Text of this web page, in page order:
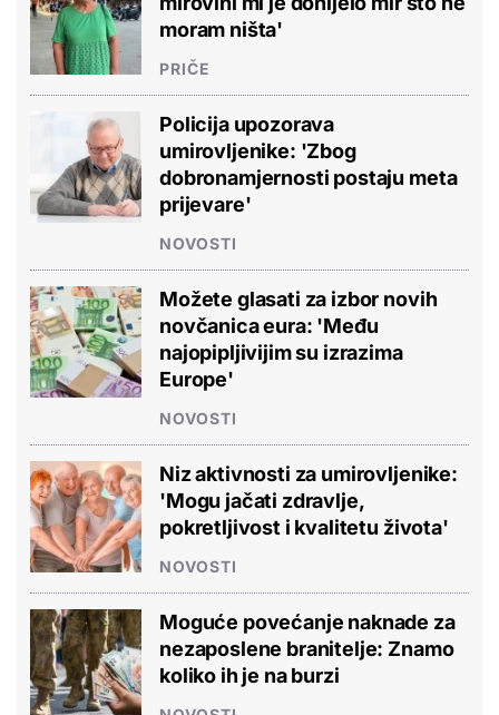
moram ništa'
PRIČE
Policija upozorava
umirovljenike: 'Zbog
dobronamjernosti postaju meta
prijevare'
NOVOSTI
Možete glasati za izbor novih
novčanica eura: 'Među
najopipljivijim su izrazima
Europe'
NOVOSTI
Niz aktivnosti za umirovljenike:
'Mogu jačati zdravlje,
pokretljivost i kvalitetu života'
NOVOSTI
Moguće povećanje naknade za
nezaposlene branitelje: Znamo
koliko ih je na burzi